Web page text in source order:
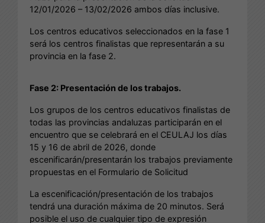
12/01/2026 – 13/02/2026 ambos días inclusive.
Los centros educativos seleccionados en la fase 1
será los centros finalistas que representarán a su
provincia en la fase 2.
Fase 2: Presentación de los trabajos.
Los grupos de los centros educativos finalistas de
todas las provincias andaluzas participarán en el
encuentro que se celebrará en el CEULAJ los días
15 y 16 de abril de 2026, donde
escenificarán/presentarán los trabajos previamente
propuestas en el Formulario de Solicitud
La escenificación/presentación de los trabajos
tendrá una duración máxima de 20 minutos. Será
posible el uso de cualquier tipo de expresión